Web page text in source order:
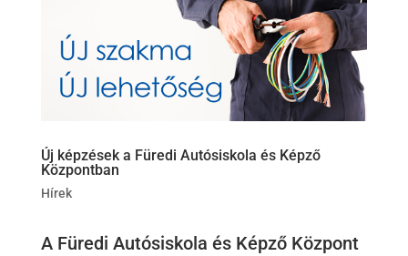
Új képzések a Füredi Autósiskola és Képző
Központban
Hírek
A Füredi Autósiskola és Képző Központ